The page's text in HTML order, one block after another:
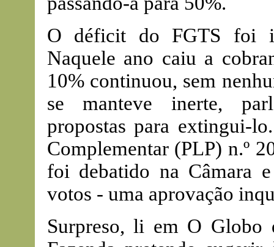
O déficit do FGTS foi
Naquele ano caiu a
10% continuou, sem
se manteve inerte,
propostas para extingui-
Complementar (PLP) n.º
foi debatido na Câmara
votos - uma aprovação
Surpreso, li em O Globo